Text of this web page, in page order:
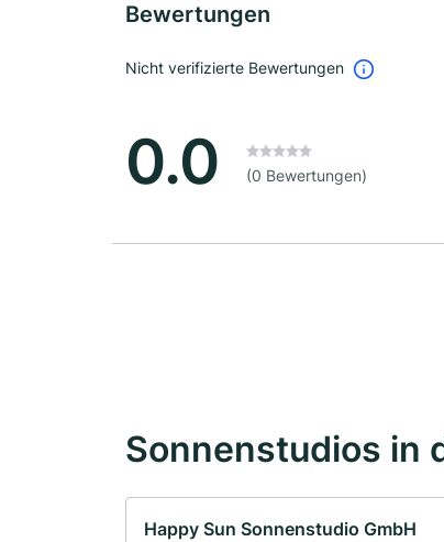
Bewertungen
Nicht verifizierte Bewertungen
0.0 (0 Bewertungen)
Sonnenstudios in
Happy Sun Sonnenstudio GmbH